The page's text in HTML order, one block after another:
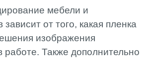
мебели и
от того, какая пленка
изображения
работе. Также дополнительно